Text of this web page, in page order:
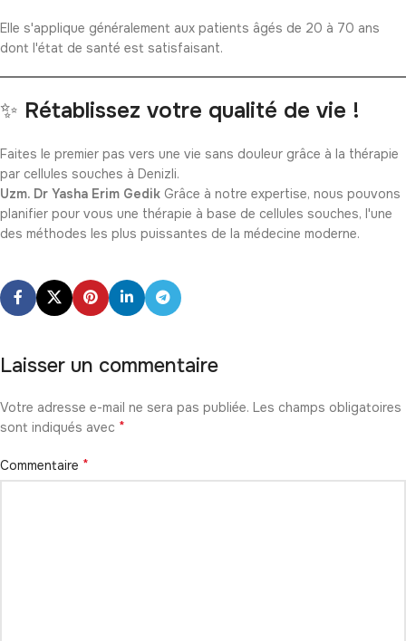
Elle s'applique généralement aux patients âgés de 20 à 70 ans
dont l'état de santé est satisfaisant.
✨ Rétablissez votre qualité de vie !
Faites le premier pas vers une vie sans douleur grâce à la thérapie
par cellules souches à Denizli.
Uzm. Dr Yasha Erim Gedik Grâce à notre expertise, nous pouvons
planifier pour vous une thérapie à base de cellules souches, l'une
des méthodes les plus puissantes de la médecine moderne.
Laisser un commentaire
Votre adresse e-mail ne sera pas publiée. Les champs obligatoires
sont indiqués avec *
Commentaire *